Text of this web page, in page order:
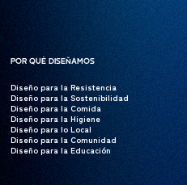
POR QUÉ DISEÑAMOS
POR QUÉ DISEÑAMOS
Diseño para la Resistencia
Diseño para la Resistencia
Diseño para la Sostenibilidad
Diseño para la Sostenibilidad
Diseño para la Comida
Diseño para la Comida
Diseño para la Higiene
Diseño para la Higiene
Diseño para lo Local
Diseño para lo Local
Diseño para la Comunidad
Diseño para la Comunidad
Diseño para la Educación
Diseño para la Educación